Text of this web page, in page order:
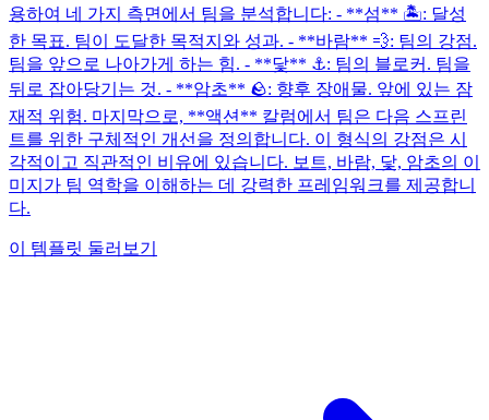
용하여 네 가지 측면에서 팀을 분석합니다: - **섬** 🏝️: 달성
한 목표. 팀이 도달한 목적지와 성과. - **바람** 💨: 팀의 강점.
팀을 앞으로 나아가게 하는 힘. - **닻** ⚓: 팀의 블로커. 팀을
뒤로 잡아당기는 것. - **암초** 🪨: 향후 장애물. 앞에 있는 잠
재적 위험. 마지막으로, **액션** 칼럼에서 팀은 다음 스프린
트를 위한 구체적인 개선을 정의합니다. 이 형식의 강점은 시
각적이고 직관적인 비유에 있습니다. 보트, 바람, 닻, 암초의 이
미지가 팀 역학을 이해하는 데 강력한 프레임워크를 제공합니
다.
이 템플릿 둘러보기